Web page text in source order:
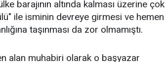
barajının altında kalması üzerine çok
ile isminin devreye girmesi ve hemen
taşınması da zor olmamıştı.
alan muhabiri olarak o başyazar